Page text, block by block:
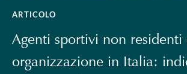
ARTICOLO
Agenti sportivi non residenti
organizzazione in Italia: